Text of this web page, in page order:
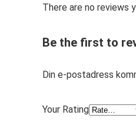
There are no reviews
Be the first to
Din e-postadress
Your Rating